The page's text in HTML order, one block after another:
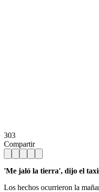
303
Compartir
'Me jaló la tierra', dijo el
Los hechos ocurrieron la